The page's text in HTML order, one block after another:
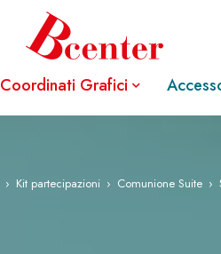
Coordinati Grafici
› Kit partecipazioni › Comunione Suite ›